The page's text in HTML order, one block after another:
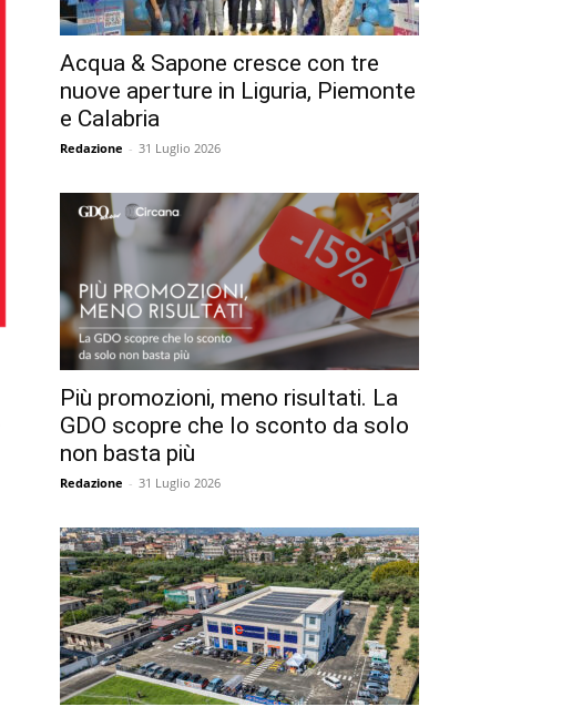
Acqua & Sapone cresce con tre
nuove aperture in Liguria, Piemonte
e Calabria
Redazione - 31 Luglio 2026
Più promozioni, meno risultati. La
GDO scopre che lo sconto da solo
non basta più
Redazione - 31 Luglio 2026